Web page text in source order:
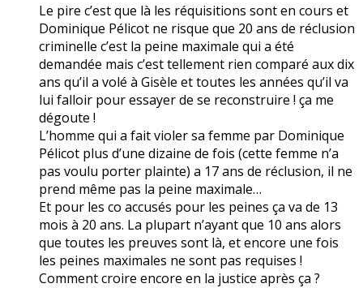
Le pire c’est que là les réquisitions sont en cours et
Dominique Pélicot ne risque que 20 ans de réclusion
criminelle c’est la peine maximale qui a été
demandée mais c’est tellement rien comparé aux dix
ans qu’il a volé à Gisèle et toutes les années qu’il va
lui falloir pour essayer de se reconstruire ! ça me
dégoute !
L’homme qui a fait violer sa femme par Dominique
Pélicot plus d’une dizaine de fois (cette femme n’a
pas voulu porter plainte) a 17 ans de réclusion, il ne
prend même pas la peine maximale…
Et pour les co accusés pour les peines ça va de 13
mois à 20 ans. La plupart n’ayant que 10 ans alors
que toutes les preuves sont là, et encore une fois
les peines maximales ne sont pas requises !
Comment croire encore en la justice après ça ?